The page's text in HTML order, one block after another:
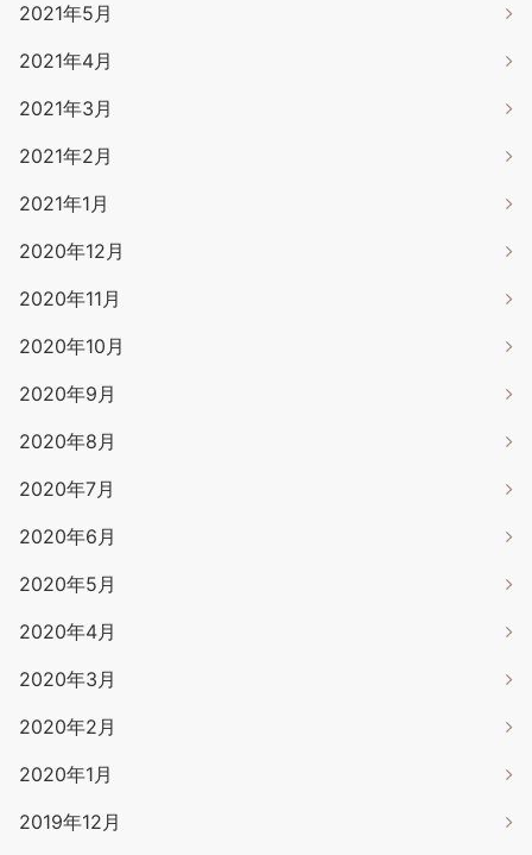
2021年5月
2021年4月
2021年3月
2021年2月
2021年1月
2020年12月
2020年11月
2020年10月
2020年9月
2020年8月
2020年7月
2020年6月
2020年5月
2020年4月
2020年3月
2020年2月
2020年1月
2019年12月